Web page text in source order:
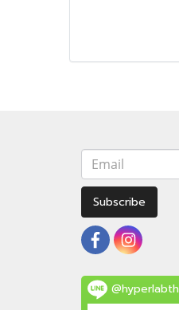
Subscribe
@hyperlabth